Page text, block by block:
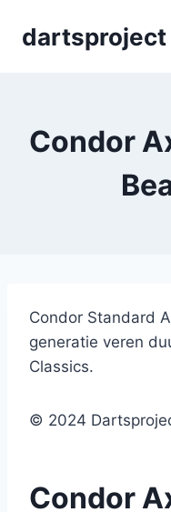
dartsproject
Condor
Condor Standard
generatie veren
Classics.
© 2024
Condor